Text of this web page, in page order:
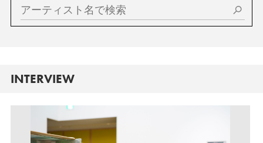
INTERVIEW